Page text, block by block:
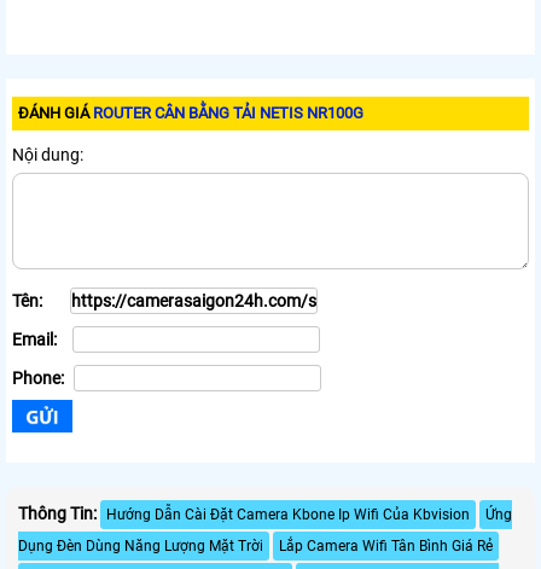
ĐÁNH GIÁ ROUTER CÂN BẰNG TẢI NETIS NR100G
Nội dung:
Tên:
Email:
Phone:
Thông Tin: Hướng Dẫn Cài Đặt Camera Kbone Ip Wifi Của Kbvision
Ứng
Dụng Đèn Dùng Năng Lượng Mặt Trời
Lắp Camera Wifi Tân Bình Giá Rẻ